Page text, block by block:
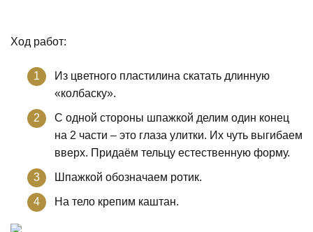
Ход работ:
Из цветного пластилина скатать длинную
«колбаску».
С одной стороны шпажкой делим один конец
на 2 части – это глаза улитки. Их чуть выгибаем
вверх. Придаём тельцу естественную форму.
Шпажкой обозначаем ротик.
На тело крепим каштан.